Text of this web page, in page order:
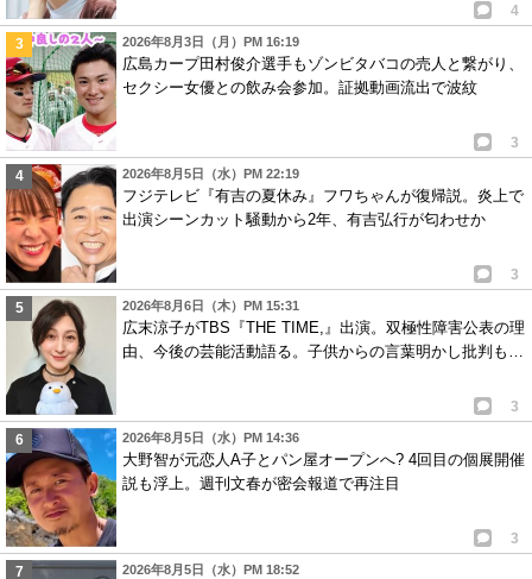
4
2026年8月3日（月）PM 16:19
広島カープ田村俊介選手もゾンビタバコの売人と繋がり、
セクシー女優との飲み会参加。証拠動画流出で波紋
3
2026年8月5日（水）PM 22:19
フジテレビ『有吉の夏休み』フワちゃんが復帰説。炎上で
出演シーンカット騒動から2年、有吉弘行が匂わせか
3
2026年8月6日（木）PM 15:31
広末涼子がTBS『THE TIME,』出演。双極性障害公表の理
由、今後の芸能活動語る。子供からの言葉明かし批判も…
3
2026年8月5日（水）PM 14:36
大野智が元恋人A子とパン屋オープンへ? 4回目の個展開催
説も浮上。週刊文春が密会報道で再注目
3
2026年8月5日（水）PM 18:52